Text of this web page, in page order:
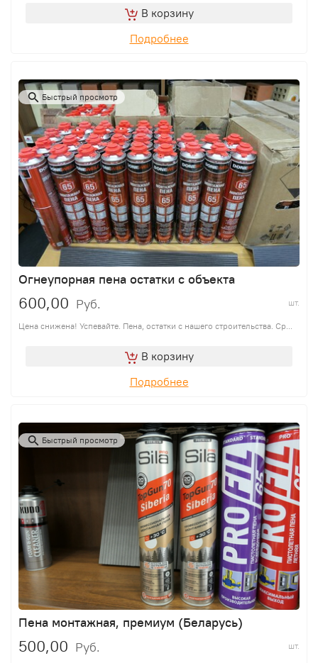
В корзину
Подробнее
Быстрый просмотр
Огнеупорная пена остатки с объекта
600,00 Руб. шт.
Цена снижена! Успевайте. Пена, остатки с нашего строительства. Ср...
В корзину
Подробнее
Быстрый просмотр
Пена монтажная, премиум (Беларусь)
500,00 Руб. шт.